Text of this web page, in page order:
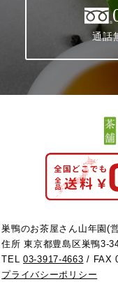
通話
巣鴨のお茶屋さん山年園(
住所 東京都豊島区巣鴨3-
TEL03-3917-4663 / FAX
プライバシーポリシー